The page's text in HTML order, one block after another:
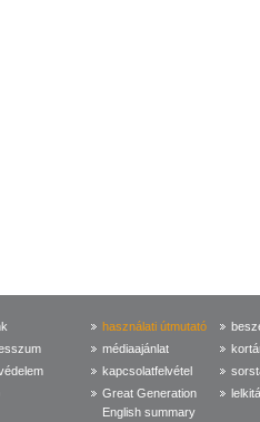
használati útmutató
médiaajánlat
kapcsolatfelvétel
Great Generation
English summary